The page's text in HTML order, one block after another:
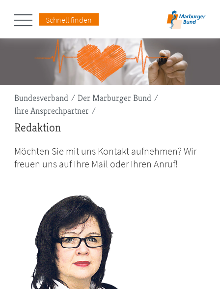
Schnell finden
Pfadnavigation
Bundesverband
Der Marburger Bund
Ihre Ansprechpartner
Redaktion
Möchten Sie mit uns Kontakt aufnehmen? Wir
freuen uns auf Ihre Mail oder Ihren Anruf!